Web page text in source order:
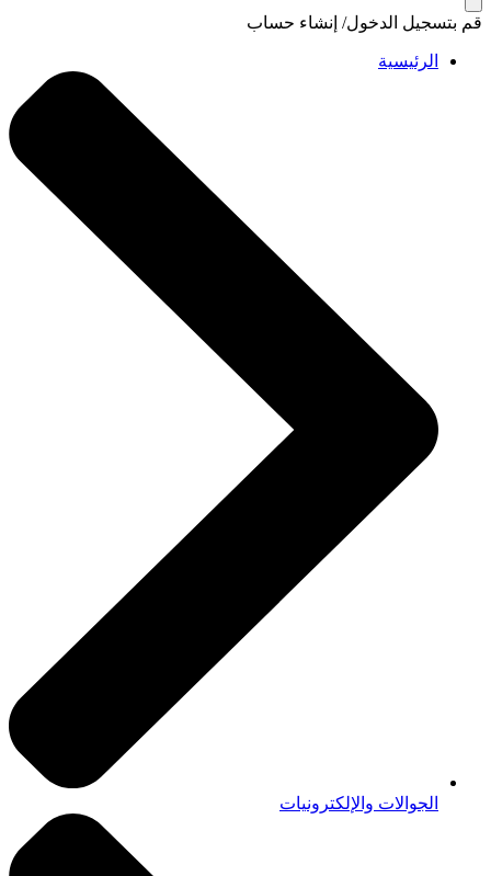
قم بتسجيل الدخول/ إنشاء حساب
الرئيسية
الجوالات والإلكترونيات